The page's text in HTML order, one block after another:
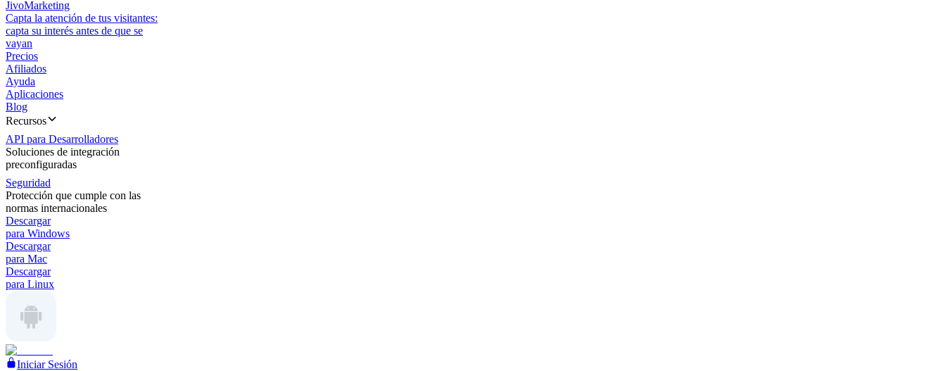
JivoMarketing
Capta la atención de tus visitantes:
capta su interés antes de que se
vayan
Precios
Afiliados
Ayuda
Aplicaciones
Blog
Recursos
API para Desarrolladores
Soluciones de integración
preconfiguradas
Seguridad
Protección que cumple con las
normas internacionales
Descargar
para Windows
Descargar
para Mac
Descargar
para Linux
Iniciar Sesión